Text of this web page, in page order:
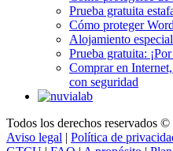
Cómo proteger
Alojamiento
Prueba gratuita:
Comprar en Internet,
con seguridad
Aviso legal|Política de
GTCU|FAQ|A propósito|